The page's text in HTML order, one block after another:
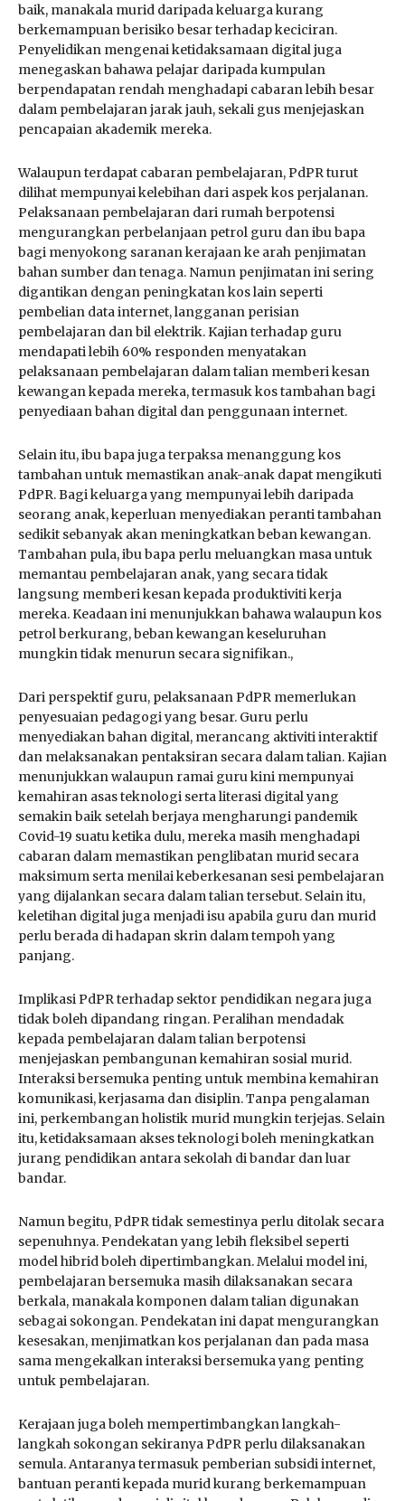
baik, manakala murid daripada keluarga kurang
berkemampuan berisiko besar terhadap keciciran.
Penyelidikan mengenai ketidaksamaan digital juga
menegaskan bahawa pelajar daripada kumpulan
berpendapatan rendah menghadapi cabaran lebih besar
dalam pembelajaran jarak jauh, sekali gus menjejaskan
pencapaian akademik mereka.
Walaupun terdapat cabaran pembelajaran, PdPR turut
dilihat mempunyai kelebihan dari aspek kos perjalanan.
Pelaksanaan pembelajaran dari rumah berpotensi
mengurangkan perbelanjaan petrol guru dan ibu bapa
bagi menyokong saranan kerajaan ke arah penjimatan
bahan sumber dan tenaga. Namun penjimatan ini sering
digantikan dengan peningkatan kos lain seperti
pembelian data internet, langganan perisian
pembelajaran dan bil elektrik. Kajian terhadap guru
mendapati lebih 60% responden menyatakan
pelaksanaan pembelajaran dalam talian memberi kesan
kewangan kepada mereka, termasuk kos tambahan bagi
penyediaan bahan digital dan penggunaan internet.
Selain itu, ibu bapa juga terpaksa menanggung kos
tambahan untuk memastikan anak-anak dapat mengikuti
PdPR. Bagi keluarga yang mempunyai lebih daripada
seorang anak, keperluan menyediakan peranti tambahan
sedikit sebanyak akan meningkatkan beban kewangan.
Tambahan pula, ibu bapa perlu meluangkan masa untuk
memantau pembelajaran anak, yang secara tidak
langsung memberi kesan kepada produktiviti kerja
mereka. Keadaan ini menunjukkan bahawa walaupun kos
petrol berkurang, beban kewangan keseluruhan
mungkin tidak menurun secara signifikan.,
Dari perspektif guru, pelaksanaan PdPR memerlukan
penyesuaian pedagogi yang besar. Guru perlu
menyediakan bahan digital, merancang aktiviti interaktif
dan melaksanakan pentaksiran secara dalam talian. Kajian
menunjukkan walaupun ramai guru kini mempunyai
kemahiran asas teknologi serta literasi digital yang
semakin baik setelah berjaya mengharungi pandemik
Covid-19 suatu ketika dulu, mereka masih menghadapi
cabaran dalam memastikan penglibatan murid secara
maksimum serta menilai keberkesanan sesi pembelajaran
yang dijalankan secara dalam talian tersebut. Selain itu,
keletihan digital juga menjadi isu apabila guru dan murid
perlu berada di hadapan skrin dalam tempoh yang
panjang.
Implikasi PdPR terhadap sektor pendidikan negara juga
tidak boleh dipandang ringan. Peralihan mendadak
kepada pembelajaran dalam talian berpotensi
menjejaskan pembangunan kemahiran sosial murid.
Interaksi bersemuka penting untuk membina kemahiran
komunikasi, kerjasama dan disiplin. Tanpa pengalaman
ini, perkembangan holistik murid mungkin terjejas. Selain
itu, ketidaksamaan akses teknologi boleh meningkatkan
jurang pendidikan antara sekolah di bandar dan luar
bandar.
Namun begitu, PdPR tidak semestinya perlu ditolak secara
sepenuhnya. Pendekatan yang lebih fleksibel seperti
model hibrid boleh dipertimbangkan. Melalui model ini,
pembelajaran bersemuka masih dilaksanakan secara
berkala, manakala komponen dalam talian digunakan
sebagai sokongan. Pendekatan ini dapat mengurangkan
kesesakan, menjimatkan kos perjalanan dan pada masa
sama mengekalkan interaksi bersemuka yang penting
untuk pembelajaran.
Kerajaan juga boleh mempertimbangkan langkah-
langkah sokongan sekiranya PdPR perlu dilaksanakan
semula. Antaranya termasuk pemberian subsidi internet,
bantuan peranti kepada murid kurang berkemampuan